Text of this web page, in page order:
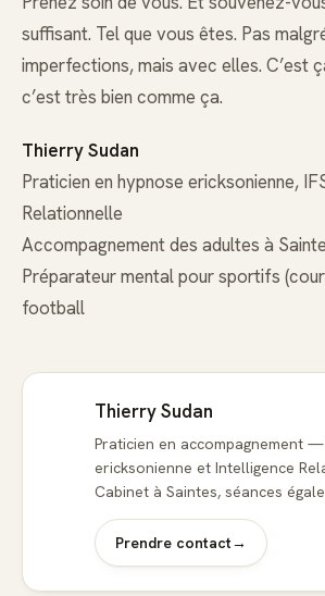
suffisant. Tel que vous êtes. Pas
imperfections, mais avec elles. C’est
c’est très bien comme ça.
Thierry Sudan
Praticien en hypnose ericksonienne,
Relationnelle
Accompagnement des adultes à
Préparateur mental pour sportifs
football
Thierry Sudan
Praticien en accompagnement —
ericksonienne et Intelligence
Cabinet à Saintes, séances
Prendre contact→